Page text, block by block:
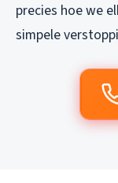
precies hoe we
simpele